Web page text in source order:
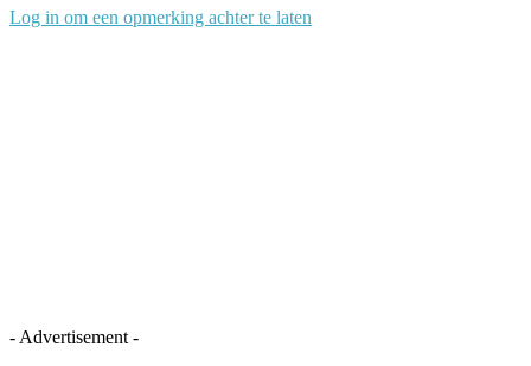
Log in om een opmerking achter te laten
- Advertisement -